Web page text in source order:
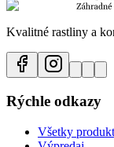
Kvalitné rastliny a
Rýchle odkazy
Všetky